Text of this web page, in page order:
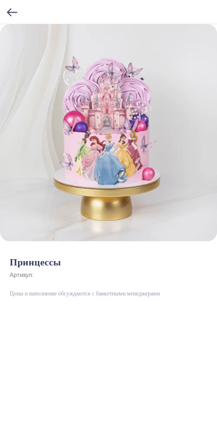
Принцессы
Артикул:
Цены и наполнение обсуждаются с банкетными менеджерами